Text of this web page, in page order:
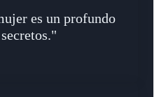
es un profundo